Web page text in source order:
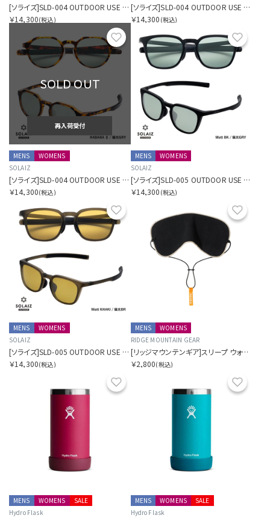
[ソライズ]SLD-004 OUTDOOR USE クラウンパント 偏光モデル
￥14,300(税込)
[ソライズ]SLD-004 OUTDOOR USE クラウンパント 偏光モデル
￥14,300 (税込)
お気に入り
SOLD OUT
再入荷受付
MENS
WOMENS
SOLAIZ
[ソライズ]SLD-004 OUTDOOR USE クラウンパント 偏光モデル
￥14,300(税込)
MENS
WOMENS
SOLAIZ
[ソライズ]SLD-005 OUTDOOR USE ウェリントン 偏光モデル
￥14,300 (税込)
お気に入り
MENS
WOMENS
SOLAIZ
[ソライズ]SLD-005 OUTDOOR USE ウェリントン 偏光モデル
￥14,300(税込)
MENS
WOMENS
RIDGE MOUNTAIN GEAR
[リッジマウンテンギア]スリープ ウォーム
￥2,800(税込)
お気に入り
SALE
MENS
WOMENS
Hydro Flask
SALE
MENS
WOMENS
Hydro Flask